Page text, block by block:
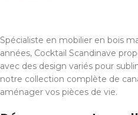
Spécialiste en mobilier en bois
années, Cocktail Scandinave
avec des design variés pour
notre collection complète de
aménager vos pièces de vie.